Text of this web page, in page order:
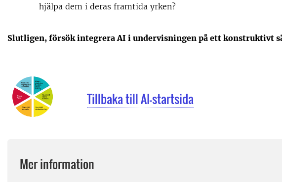
hjälpa dem i deras framtida yrken?
Slutligen, försök integrera AI i undervisningen på ett konstruktivt
Tillbaka till AI-startsida
Mer information